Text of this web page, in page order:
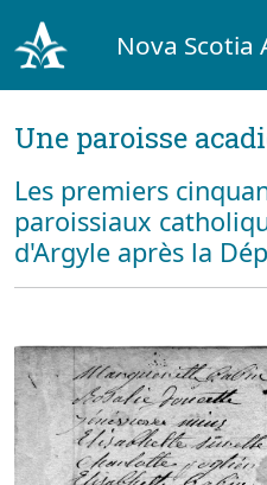
Nova Scotia
Une paroisse
Les premiers
paroissiaux
d'Argyle après la